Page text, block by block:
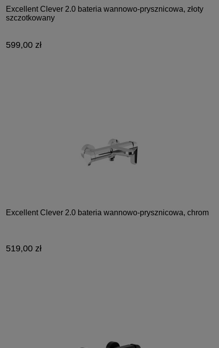
Excellent Clever 2.0 bateria wannowo-prysznicowa, złoty
szczotkowany
599,00 zł
Excellent Clever 2.0 bateria wannowo-prysznicowa, chrom
519,00 zł